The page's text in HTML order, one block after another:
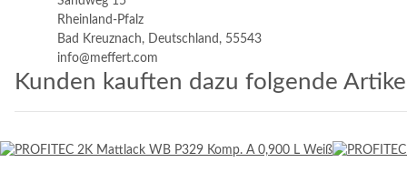
Rheinland-Pfalz
Bad Kreuznach, Deutschland, 55543
info@meffert.com
Kunden kauften dazu folgende